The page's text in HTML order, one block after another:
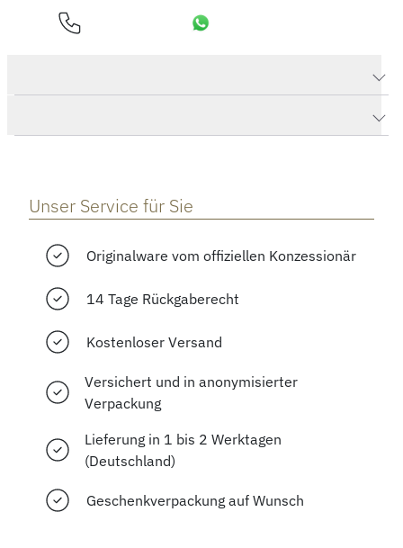
Unser Service für Sie
Originalware vom offiziellen Konzessionär
14 Tage Rückgaberecht
Kostenloser Versand
Versichert und in anonymisierter
Verpackung
Lieferung in 1 bis 2 Werktagen
(Deutschland)
Geschenkverpackung auf Wunsch